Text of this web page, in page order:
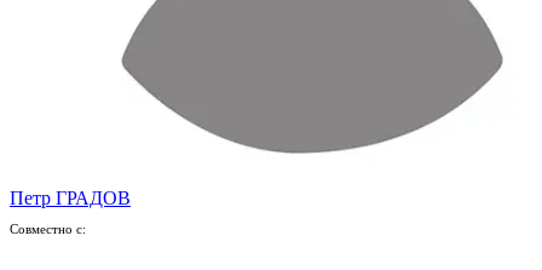
Петр ГРАДОВ
Совместно с: